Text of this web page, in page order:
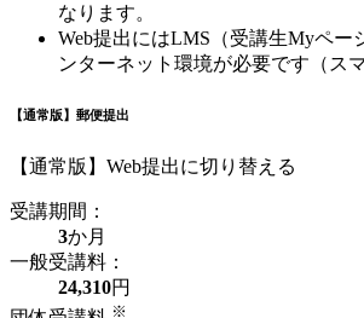
なります。
Web提出にはLMS（受講生Myペー
ンターネット環境が必要です（ス
【通常版】郵便提出
【通常版】Web提出に切り替える
受講期間：
3か月
一般受講料：
24,310円
※